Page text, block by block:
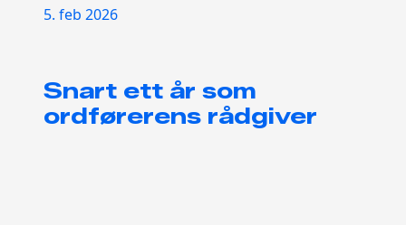
5. feb 2026
Snart ett år som
ordførerens rådgiver